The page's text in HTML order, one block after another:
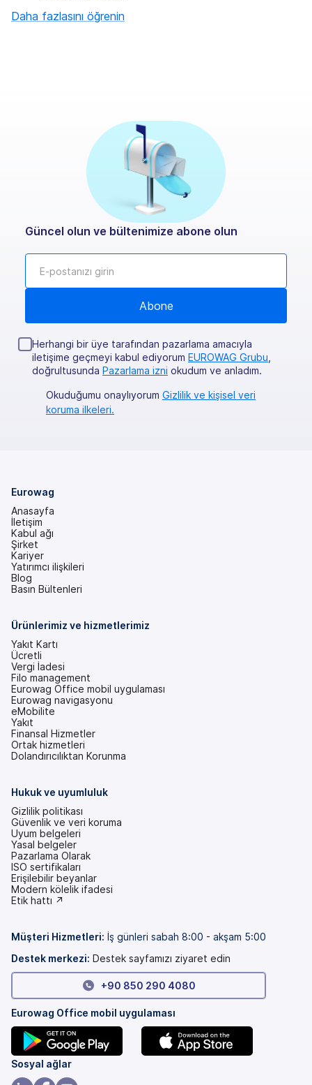
Daha fazlasını öğrenin
Güncel olun ve bültenimize abone olun
Herhangi bir üye tarafından pazarlama amacıyla
iletişime geçmeyi kabul ediyorum EUROWAG Grubu
doğrultusunda Pazarlama izni okudum ve anladım.
Okuduğumu onaylıyorum Gizlilik ve kişisel veri
koruma ilkeleri.
Eurowag
Anasayfa
İletişim
Kabul ağı
Şirket
Kariyer
Yatırımcı ilişkileri
(yeni
bir
Blog
Basın Bültenleri
Ürünlerimiz ve hizmetlerimiz
Yakıt Kartı
Ücretli
Vergi İadesi
Filo management
Eurowag Office mobil uygulaması
Eurowag navigasyonu
eMobilite
Yakıt
Finansal Hizmetler
Ortak hizmetleri
Dolandırıcılıktan Korunma
Hukuk ve uyumluluk
Gizlilik politikası
Güvenlik ve veri koruma
Uyum belgeleri
Yasal belgeler
Pazarlama Olarak
ISO sertifikaları
Erişilebilir beyanlar
(yeni
bir
Modern kölelik ifadesi
(yeni
Etik hattı ↗
Müşteri Hizmetleri: İş günleri sabah 8:00 - akşam 5:00
Destek merkezi: Destek sayfamızı ziyaret edin
+90 850 290 4080
Eurowag Office mobil uygulaması
(yeni
bir
Sosyal ağlar